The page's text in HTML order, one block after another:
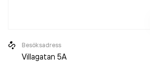
Besöksadress
Villagatan 5A